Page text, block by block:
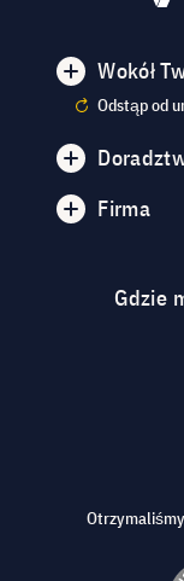
Wokół
Odstąp od
Firma
Gdzie